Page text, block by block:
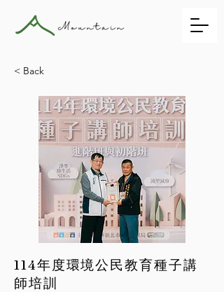
< Back
114年度環境公民教育種子講
師培訓